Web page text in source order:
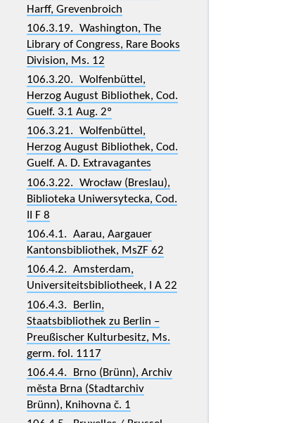
Harff, Grevenbroich
106.3.19. Washington, The
Library of Congress, Rare Books
Division, Ms. 12
106.3.20. Wolfenbüttel,
Herzog August Bibliothek, Cod.
Guelf. 3.1 Aug. 2º
106.3.21. Wolfenbüttel,
Herzog August Bibliothek, Cod.
Guelf. A. D. Extravagantes
106.3.22. Wrocław (Breslau),
Biblioteka Uniwersytecka, Cod.
II F 8
106.4.1. Aarau, Aargauer
Kantonsbibliothek, MsZF 62
106.4.2. Amsterdam,
Universiteitsbibliotheek, I A 22
106.4.3. Berlin,
Staatsbibliothek zu Berlin –
Preußischer Kulturbesitz, Ms.
germ. fol. 1117
106.4.4. Brno (Brünn), Archiv
města Brna (Stadtarchiv
Brünn), Knihovna č. 1